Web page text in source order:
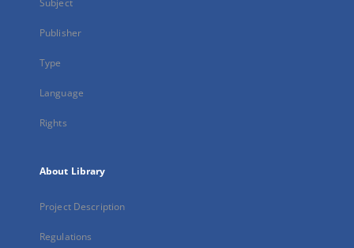
Subject
Publisher
Type
Language
Rights
About Library
Project Description
Regulations